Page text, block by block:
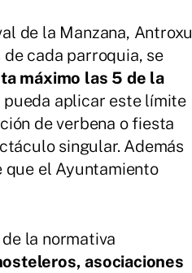
de la Manzana, Antroxu
cada parroquia, se
máximo las 5 de la
pueda aplicar este límite
de verbena o fiesta
singular. Además
que el Ayuntamiento
la normativa
asociaciones